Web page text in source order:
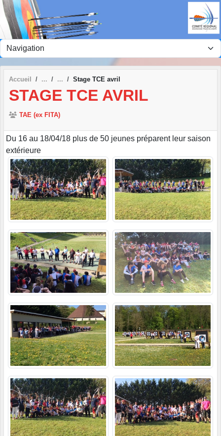
Accueil Stage TCE avril
STAGE TCE AVRIL
TAE (ex FITA)
Du 16 au 18/04/18 plus de 50 jeunes préparent leur saison
extérieure
Panneau de gestion des cookies